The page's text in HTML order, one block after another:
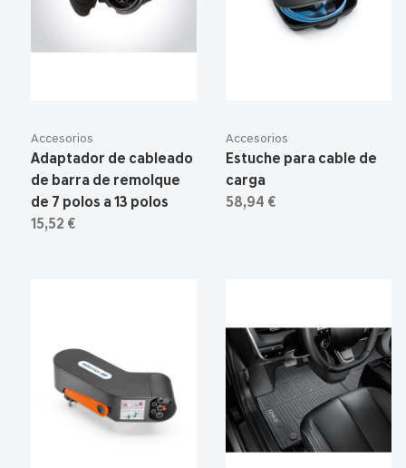
Accesorios
Adaptador de cableado
de barra de remolque
de 7 polos a 13 polos
15,52 €
Accesorios
Estuche para cable de
carga
58,94 €